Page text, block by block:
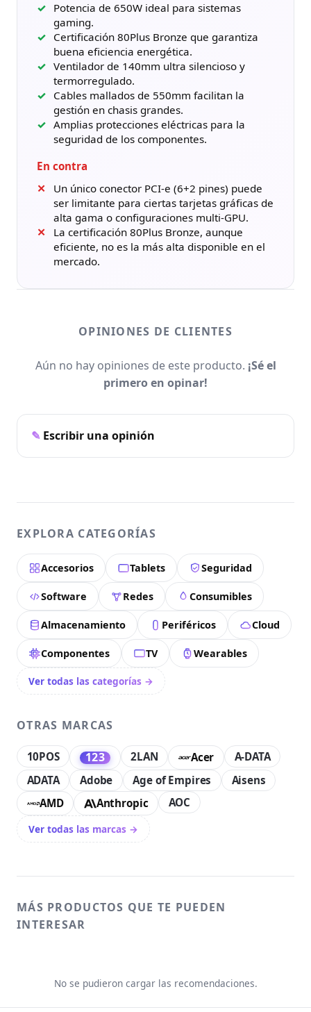
Potencia de 650W ideal para sistemas
gaming.
Certificación 80Plus Bronze que garantiza
buena eficiencia energética.
Ventilador de 140mm ultra silencioso y
termorregulado.
Cables mallados de 550mm facilitan la
gestión en chasis grandes.
Amplias protecciones eléctricas para la
seguridad de los componentes.
En contra
Un único conector PCI-e (6+2 pines) puede
ser limitante para ciertas tarjetas gráficas de
alta gama o configuraciones multi-GPU.
La certificación 80Plus Bronze, aunque
eficiente, no es la más alta disponible en el
mercado.
OPINIONES DE CLIENTES
Aún no hay opiniones de este producto. ¡Sé el
primero en opinar!
Escribir una opinión
EXPLORA CATEGORÍAS
Accesorios Tablets Seguridad
Software Redes Consumibles
Almacenamiento Periféricos Cloud
Componentes TV Wearables
Ver todas las categorías →
OTRAS MARCAS
10POS 123 2LAN Acer
A-DATA
ADATA
Adobe Age of Empires
Aisens
AMD
Anthropic AOC
Ver todas las marcas →
MÁS PRODUCTOS QUE TE PUEDEN
INTERESAR
No se pudieron cargar las recomendaciones.